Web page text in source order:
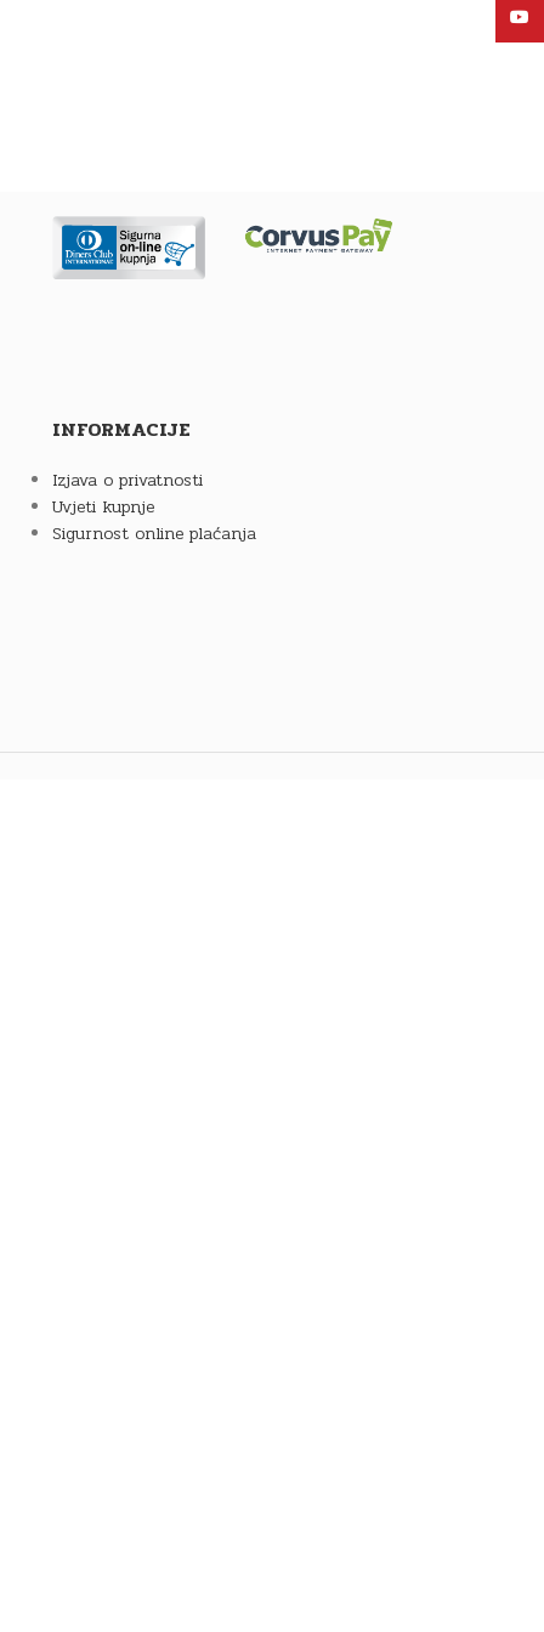
INFORMACIJE
Izjava o privatnosti
Uvjeti kupnje
Sigurnost online plaćanja